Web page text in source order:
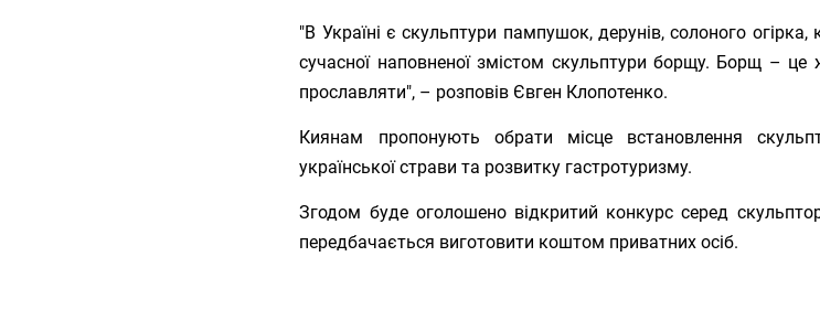
"В Україні є скульптури пампушок, дерунів, солоного
сучасної наповненої змістом скульптури борщу. Борщ – це
прославляти", – розповів Євген Клопотенко.
Киянам пропонують обрати місце встановлення
української страви та розвитку гастротуризму.
Згодом буде оголошено відкритий конкурс серед
передбачається виготовити коштом приватних осіб.